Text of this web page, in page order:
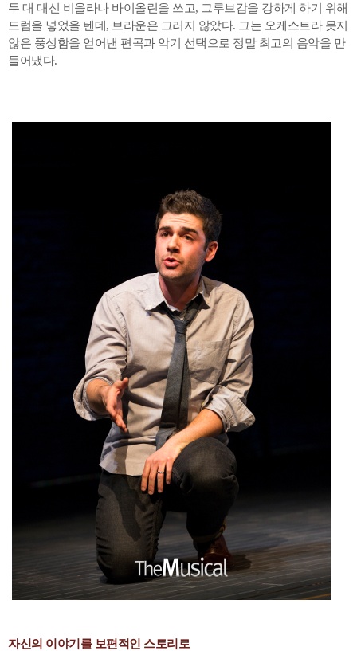
두 대 대신 비올라나 바이올린을 쓰고, 그루브감을 강하게 하기 위해
드럼을 넣었을 텐데, 브라운은 그러지 않았다. 그는 오케스트라 못지
않은 풍성함을 얻어낸 편곡과 악기 선택으로 정말 최고의 음악을 만
들어냈다.
자신의 이야기를 보편적인 스토리로